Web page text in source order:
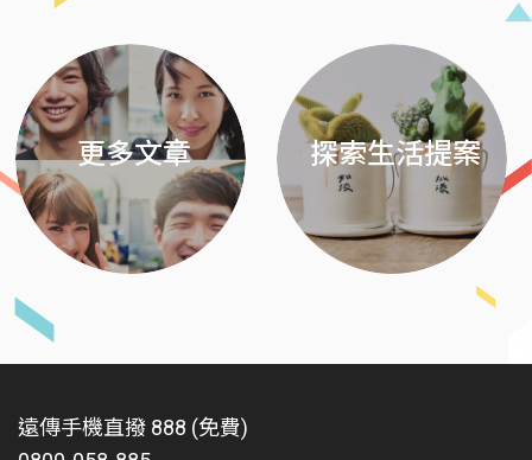
更多文章 探索生活提案
遠傳手機直撥 888 (免費)